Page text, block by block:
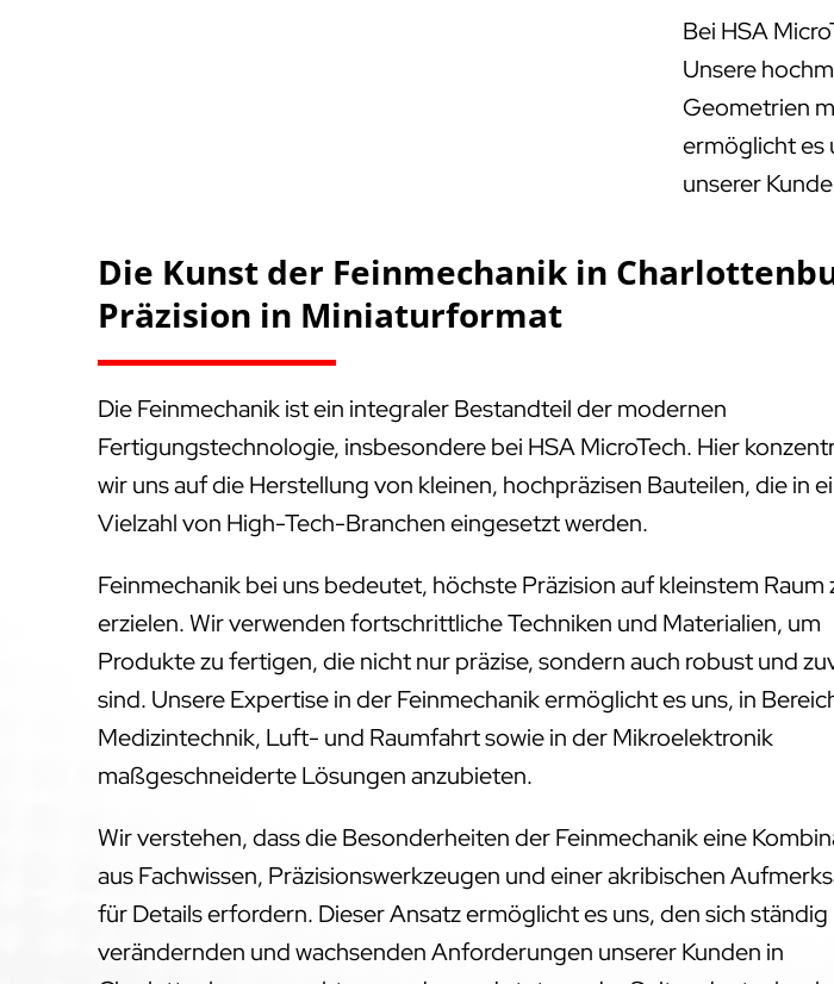
Bei HSA
Unsere
Geometrien
ermöglicht es
unserer
Die Kunst der Feinmechanik in
Präzision in Miniaturformat
Die Feinmechanik ist ein integraler Bestandteil der modernen
Fertigungstechnologie, insbesondere bei HSA MicroTech. Hier
wir uns auf die Herstellung von kleinen, hochpräzisen Bauteilen, die in
Vielzahl von High-Tech-Branchen eingesetzt werden.
Feinmechanik bei uns bedeutet, höchste Präzision auf kleinstem Raum
erzielen. Wir verwenden fortschrittliche Techniken und Materialien, um
Produkte zu fertigen, die nicht nur präzise, sondern auch robust und
sind. Unsere Expertise in der Feinmechanik ermöglicht es uns, in
Medizintechnik, Luft- und Raumfahrt sowie in der Mikroelektronik
maßgeschneiderte Lösungen anzubieten.
Wir verstehen, dass die Besonderheiten der Feinmechanik eine
aus Fachwissen, Präzisionswerkzeugen und einer akribischen
für Details erfordern. Dieser Ansatz ermöglicht es uns, den sich ständig
verändernden und wachsenden Anforderungen unserer Kunden in